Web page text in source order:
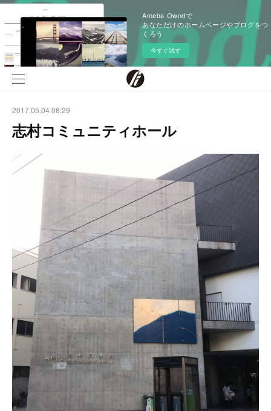
Ameba Owndで
あなただけのホームページやブログをつ
くろう
今すぐ試す
2017.05.04 08:29
志村コミュニティホール